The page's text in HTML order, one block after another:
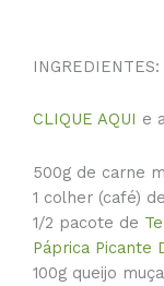
INGREDIENTES:
CLIQUE AQUI e
500g de carne
1 colher (café) de
1/2 pacote de
Páprica Picante
100g queijo